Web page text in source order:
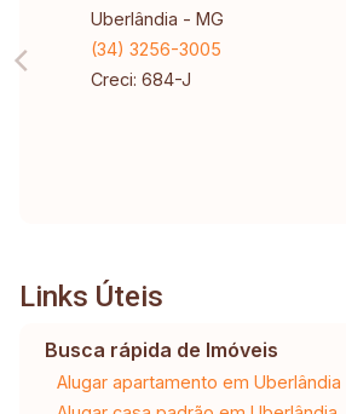
Uberlândia - MG
(34) 3256-3005
Creci: 684-J
Links Úteis
Busca rápida de Imóveis
Alugar apartamento em Uberlândia